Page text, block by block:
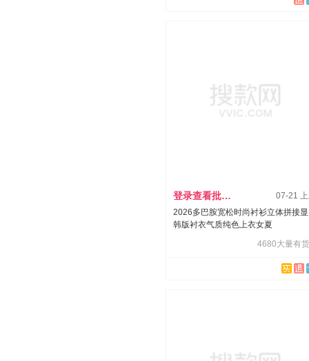
登录查看批发价
07-21
2026多巴胺宽松时尚衬衫立体拼接
韩版衬衣气质纯色上衣女夏
4680大量有